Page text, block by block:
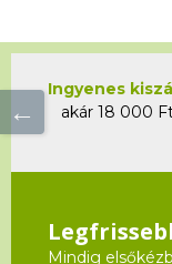
Ingyenes
akár 18 000
Mindig